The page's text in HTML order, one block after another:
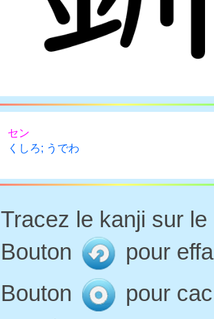
セン
くしろ; うでわ
Tracez le kanji sur
Bouton
pour
Bouton
pour